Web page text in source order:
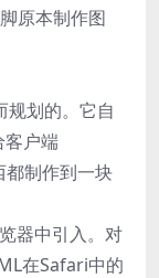
原本制作图
规划的。它自
客户端
都制作到一块
器中引入。对
在Safari中的